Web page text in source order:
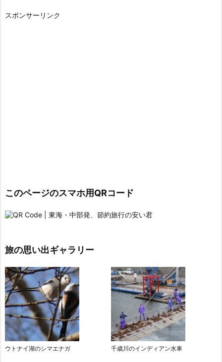
スポンサーリンク
このページのスマホ用QRコード
旅の思い出ギャラリー
ウトナイ湖のシマエナガ 千歳川のインディアン水車